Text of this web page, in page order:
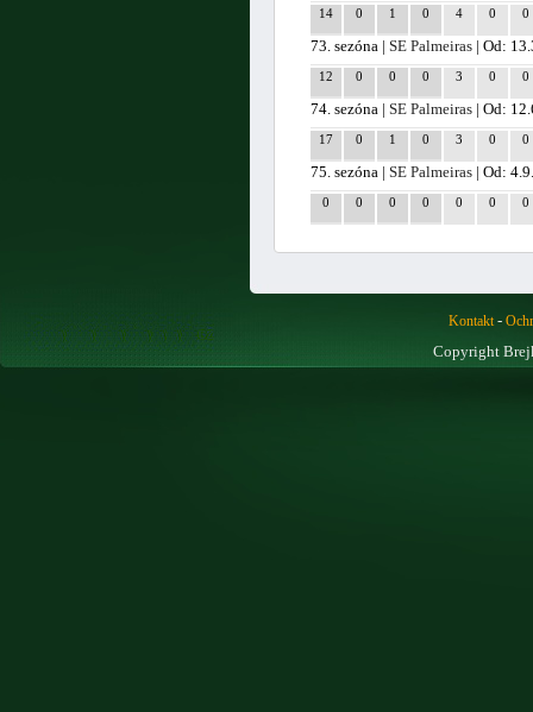
14 0 1 0 4 0 0
73. sezóna |SE Palmeiras | Od:
12 0 0 0 3 0 0
74. sezóna |SE Palmeiras | Od:
17 0 1 0 3 0 0
75. sezóna |SE Palmeiras | Od:
0 0 0 0 0 0 0
Kontakt-
Copyright